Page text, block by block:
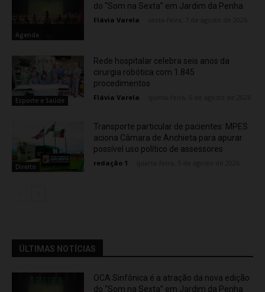
Agenda
do “Som na Sexta” em Jardim da Penha
Flávia Varela
Esporte e Saúde
Rede hospitalar celebra seis anos da
cirurgia robótica com 1.845
procedimentos
Flávia Varela
Direito
Transporte particular de pacientes: MPES
aciona Câmara de Anchieta para apurar
possível uso político de assessores
redação 1
ÚLTIMAS NOTÍCIAS
OCA Sinfônica é a atração da nova edição
do “Som na Sexta” em Jardim da Penha